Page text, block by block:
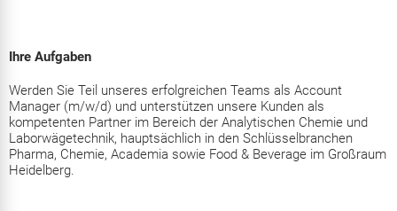
Ihre Aufgaben
Werden Sie Teil unseres erfolgreichen Teams als Account
Manager (m/w/d) und unterstützen unsere Kunden als
kompetenten Partner im Bereich der Analytischen Chemie und
Laborwägetechnik, hauptsächlich in den Schlüsselbranchen
Pharma, Chemie, Academia sowie Food & Beverage im Großraum
Heidelberg.